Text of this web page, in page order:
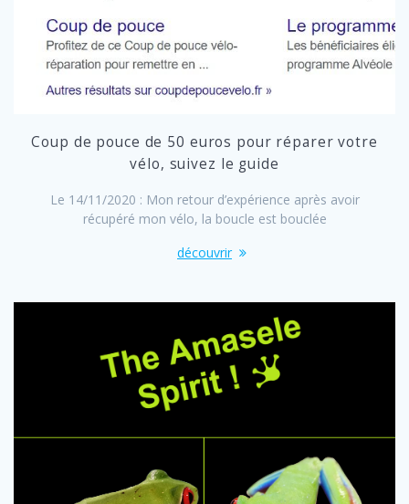
Coup de pouce de 50 euros pour réparer votre
vélo, suivez le guide
Le 14/11/2020 : Mon retour d’expérience après avoir
récupéré mon vélo, la boucle est bouclée
découvrir